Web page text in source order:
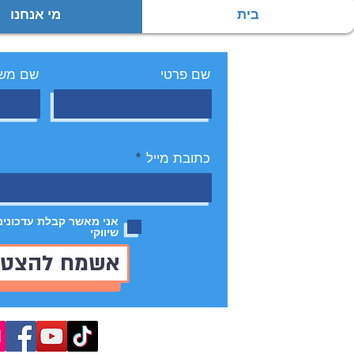
בית מי אנחנו
שם שם פרטי
כתובת מייל
אני מאשר קבלת
שיווקי
אשמח